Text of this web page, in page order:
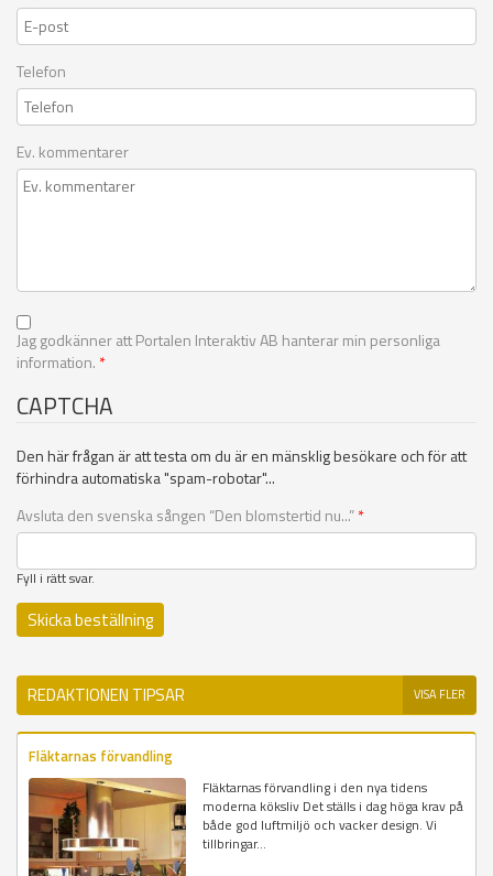
Telefon
Ev. kommentarer
Jag godkänner att Portalen Interaktiv AB hanterar min personliga
information. *
CAPTCHA
Den här frågan är att testa om du är en mänsklig besökare och för att
förhindra automatiska "spam-robotar"...
Avsluta den svenska sången “Den blomstertid nu...”*
Fyll i rätt svar.
REDAKTIONEN TIPSAR VISA FLER
Fläktarnas förvandling
Fläktarnas förvandling i den nya tidens
moderna köksliv Det ställs i dag höga krav på
både god luftmiljö och vacker design. Vi
tillbringar...